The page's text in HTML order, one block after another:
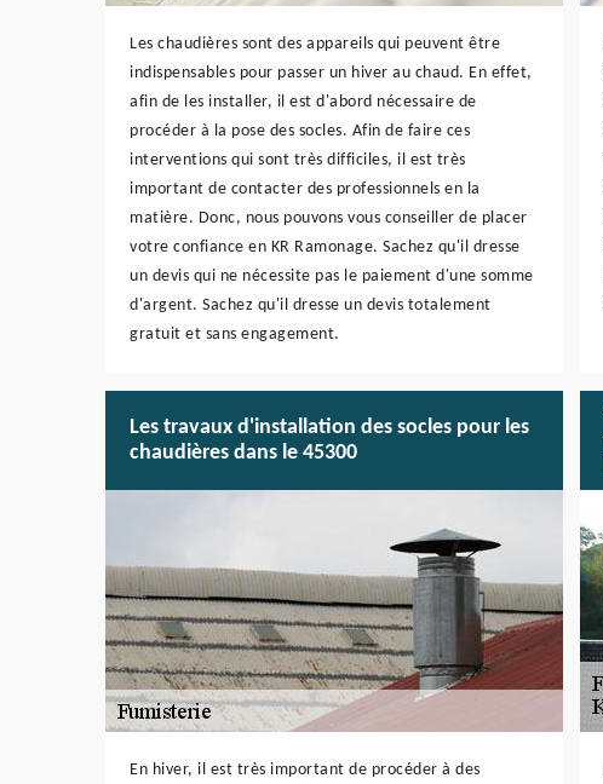
Les chaudières sont des appareils qui peuvent être
indispensables pour passer un hiver au chaud. En effet,
afin de les installer, il est d'abord nécessaire de
procéder à la pose des socles. Afin de faire ces
interventions qui sont très difficiles, il est très
important de contacter des professionnels en la
matière. Donc, nous pouvons vous conseiller de placer
votre confiance en KR Ramonage. Sachez qu'il dresse
un devis qui ne nécessite pas le paiement d'une somme
d'argent. Sachez qu'il dresse un devis totalement
gratuit et sans engagement.
Les travaux d'installation des socles pour les
chaudières dans le 45300
En hiver, il est très important de procéder à des